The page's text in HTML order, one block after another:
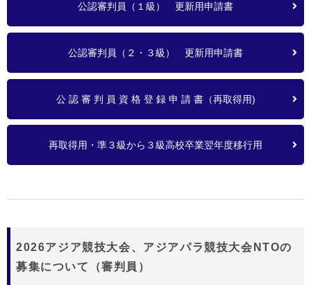
公認審判員（１級） 更新用申請書
公認審判員（２・３級） 更新用申請書
公 認 審 判 員 資 格 登 録 申 請 書（再取得用)
再取得用・準３級から３級高校卒業翌年度移行用
2026アジア競技大会、アジアパラ競技大会NTOの
募集について（審判員）